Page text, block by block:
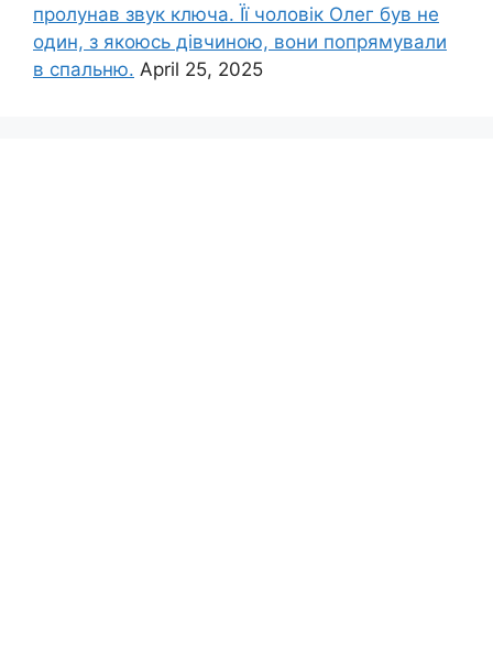
пролунав звук ключа. Її чоловік Олег був не
один, з якоюсь дівчиною, вони попрямували
в спальню. April 25, 2025